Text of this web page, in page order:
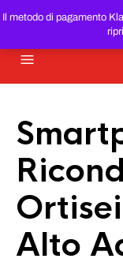
Il metodo di pagamento
Alto